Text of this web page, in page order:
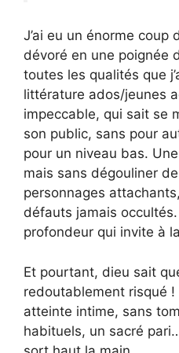
J’ai eu un énorme
dévoré en une poignée
toutes les qualités que
littérature ados/jeunes
impeccable, qui sait se
son public, sans pour
pour un niveau bas.
mais sans dégouliner
personnages
défauts jamais
profondeur qui invite à
Et pourtant, dieu sait
redoutablement risqué
atteinte intime, sans
habituels, un sacré